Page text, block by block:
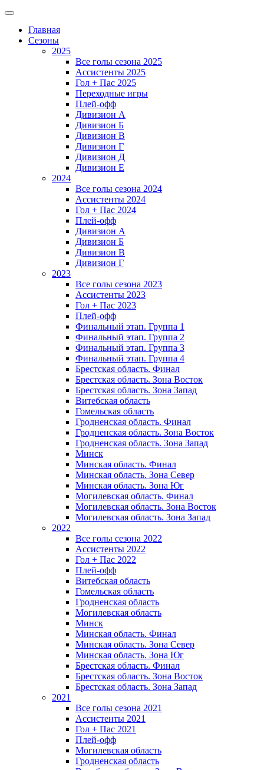
Главная
Сезоны
2025
Все голы сезона 2025
Ассистенты 2025
Гол + Пас 2025
Переходные игры
Плей-офф
Дивизион A
Дивизион Б
Дивизион В
Дивизион Г
Дивизион Д
Дивизион Е
2024
Все голы сезона 2024
Ассистенты 2024
Гол + Пас 2024
Плей-офф
Дивизион A
Дивизион Б
Дивизион В
Дивизион Г
2023
Все голы сезона 2023
Ассистенты 2023
Гол + Пас 2023
Плей-офф
Финальный этап. Группа 1
Финальный этап. Группа 2
Финальный этап. Группа 3
Финальный этап. Группа 4
Брестская область. Финал
Брестская область. Зона Восток
Брестская область. Зона Запад
Витебская область
Гомельская область
Гродненская область. Финал
Гродненская область. Зона Восток
Гродненская область. Зона Запад
Минск
Минская область. Финал
Минская область. Зона Север
Минская область. Зона Юг
Могилевская область. Финал
Могилевская область. Зона Восток
Могилевская область. Зона Запад
2022
Все голы сезона 2022
Ассистенты 2022
Гол + Пас 2022
Плей-офф
Витебская область
Гомельская область
Гродненская область
Могилевская область
Минск
Mинская область. Финал
Минская область. Зона Север
Минская область. Зона Юг
Брестская область. Финал
Брестская область. Зона Восток
Брестская область. Зона Запад
2021
Все голы сезона 2021
Ассистенты 2021
Гол + Пас 2021
Плей-офф
Могилевская область
Гродненская область